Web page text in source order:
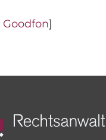
Goodfon]